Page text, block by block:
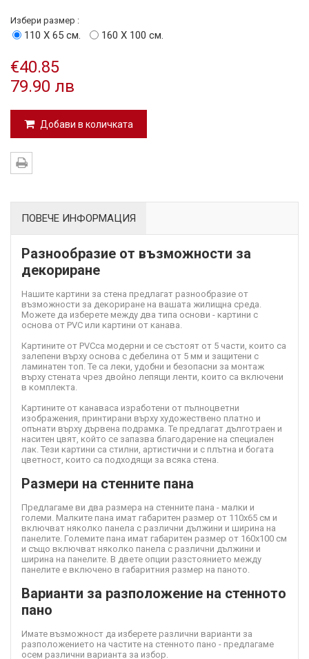
Избери размер :
110 Х 65 см. 160 Х 100 см.
€40.85
79.90 лв
Добави в количката
ПОВЕЧЕ ИНФОРМАЦИЯ
Разнообразие от възможности за
декориране
Нашите картини за стена предлагат разнообразие от
възможности за декориране на вашата жилищна среда.
Можете да изберете между два типа основи - картини с
основа от PVC или картини от канава.
Картините от PVCса модерни и се състоят от 5 части, които са
залепени върху основа с дебелина от 5 мм и защитени с
ламинатен топ. Те са леки, удобни и безопасни за монтаж
върху стената чрез двойно лепящи ленти, които са включени
в комплекта.
Картините от канаваса изработени от пълноцветни
изображения, принтирани върху художествено платно и
опънати върху дървена подрамка. Те предлагат дълготраен и
наситен цвят, който се запазва благодарение на специален
лак. Тези картини са стилни, артистични и с плътна и богата
цветност, които са подходящи за всяка стена.
Размери на стенните пана
Предлагаме ви два размера на стенните пана - малки и
големи. Малките пана имат габаритен размер от 110х65 см и
включват няколко панела с различни дължини и ширина на
панелите. Големите пана имат габаритен размер от 160х100 см
и също включват няколко панела с различни дължини и
ширина на панелите. В двете опции разстоянието между
панелите е включено в габаритния размер на паното.
Варианти за разположение на стенното
пано
Имате възможност да изберете различни варианти за
разположението на частите на стенното пано - предлагаме
осем различни варианта за избор.